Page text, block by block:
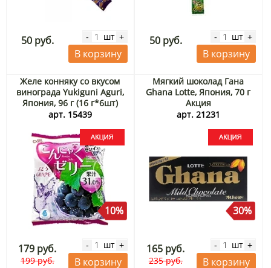
50 руб. - шт +
В корзину
50 руб. - шт +
В корзину
Желе конняку со вкусом
винограда Yukiguni Aguri,
Япония, 96 г (16 г*6шт)
Акция
арт. 15439
10%
179 руб.
199 руб.
- шт +
В корзину
Мягкий шоколад Гана
Ghana Lotte, Япония, 70 г
Акция
арт. 21231
30%
165 руб.
235 руб.
- шт +
В корзину